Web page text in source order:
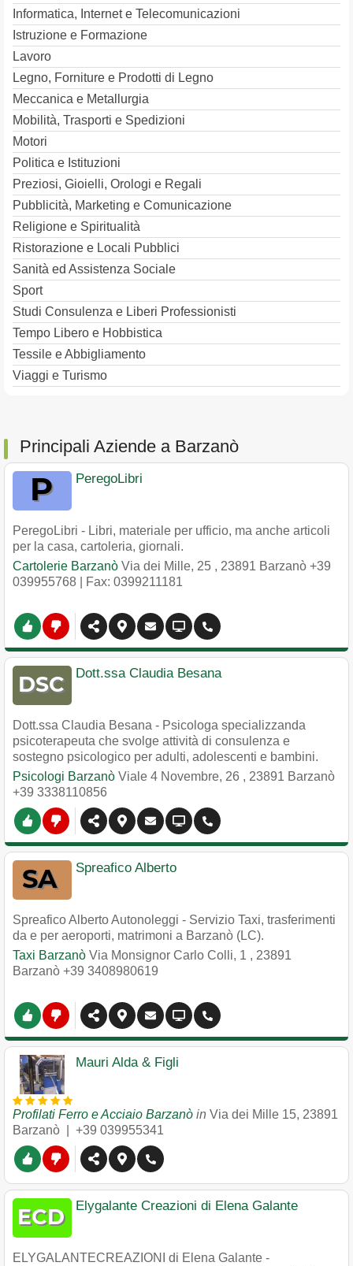
Informatica, Internet e Telecomunicazioni
Istruzione e Formazione
Lavoro
Legno, Forniture e Prodotti di Legno
Meccanica e Metallurgia
Mobilità, Trasporti e Spedizioni
Motori
Politica e Istituzioni
Preziosi, Gioielli, Orologi e Regali
Pubblicità, Marketing e Comunicazione
Religione e Spiritualità
Ristorazione e Locali Pubblici
Sanità ed Assistenza Sociale
Sport
Studi Consulenza e Liberi Professionisti
Tempo Libero e Hobbistica
Tessile e Abbigliamento
Viaggi e Turismo
Principali Aziende a Barzanò
PeregoLibri
PeregoLibri - Libri, materiale per ufficio, ma anche articoli
per la casa, cartoleria, giornali.
Cartolerie Barzanò Via dei Mille, 25 , 23891 Barzanò +39
039955768 | Fax: 0399211181
Dott.ssa Claudia Besana
Dott.ssa Claudia Besana - Psicologa specializzanda
psicoterapeuta che svolge attività di consulenza e
sostegno psicologico per adulti, adolescenti e bambini.
Psicologi Barzanò Viale 4 Novembre, 26 , 23891 Barzanò
+39 3338110856
Spreafico Alberto
Spreafico Alberto Autonoleggi - Servizio Taxi, trasferimenti
da e per aeroporti, matrimoni a Barzanò (LC).
Taxi Barzanò Via Monsignor Carlo Colli, 1 , 23891
Barzanò +39 3408980619
Mauri Alda & Figli
Profilati Ferro e Acciaio Barzanò in Via dei Mille 15, 23891
Barzanò
+39 039955341
Elygalante Creazioni di Elena Galante
ELYGALANTECREAZIONI di Elena Galante -